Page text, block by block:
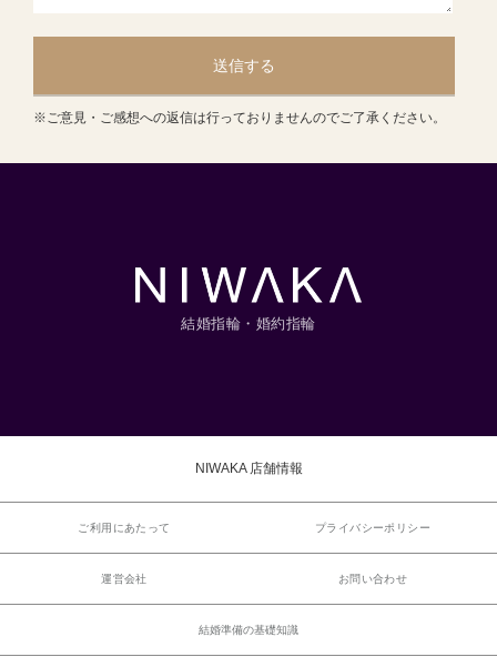
送信する
※ご意見・ご感想への返信は行っておりませんのでご了承ください。
結婚指輪・婚約指輪
NIWAKA 店舗情報
ご利用にあたって プライバシーポリシー
運営会社 お問い合わせ
結婚準備の基礎知識